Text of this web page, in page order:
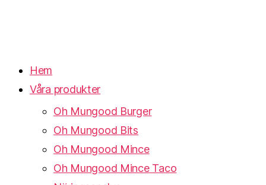
Hem
Våra produkter
Oh Mungood Burger
Oh Mungood Bits
Oh Mungood Mince
Oh Mungood Mince Taco